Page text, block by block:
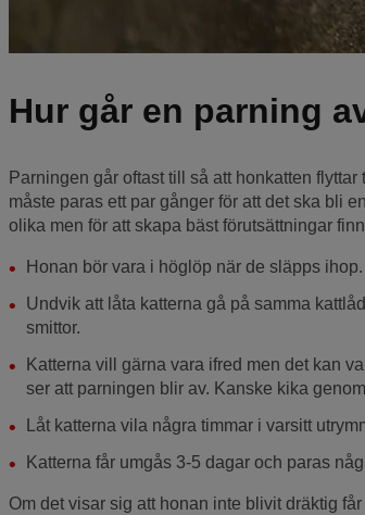
Hur går en parning
Parningen går oftast till så att honkatten
måste paras ett par gånger för att det ska bli
olika men för att skapa bäst förutsättningar
Honan bör vara i höglöp när de släpps
Undvik att låta katterna gå på samma
smittor.
Katterna vill gärna vara ifred men det kan
ser att parningen blir av. Kanske kika
Låt katterna vila några timmar i varsitt
Katterna får umgås 3-5 dagar och paras
Om det visar sig att honan inte blivit dräktig